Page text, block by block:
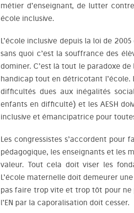
métier d’enseignant, de lutter
école inclusive.
L’école inclusive depuis la loi de
sans quoi c’est la souffrance des
dominer. C’est là tout le paradoxe
handicap tout en détricotant l’école.
difficultés dues aux inégalités
enfants en difficulté) et les AESH
inclusive et émancipatrice pour
Les congressistes s’accordent
pédagogique, les enseignants et les
valeur. Tout cela doit viser les
L’école maternelle doit demeurer
pas faire trop vite et trop tôt pour ne
l’EN par la caporalisation doit cesser.